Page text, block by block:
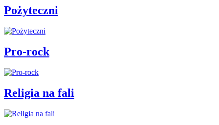
Pożyteczni
Pro-rock
Religia na fali